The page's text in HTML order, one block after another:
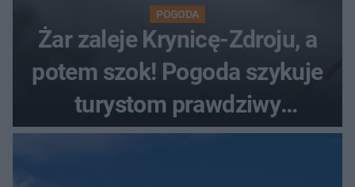
POGODA
Żar zaleje Krynicę-Zdroju, a
potem szok! Pogoda szykuje
turystom prawdziwy
rollercoaster